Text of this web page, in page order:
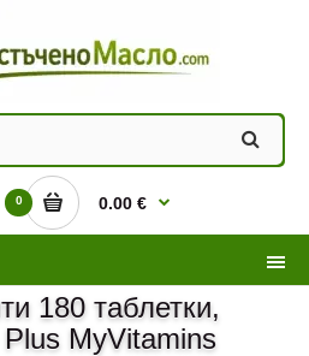
0 0.00 €
180 таблетки,
MyVitamins